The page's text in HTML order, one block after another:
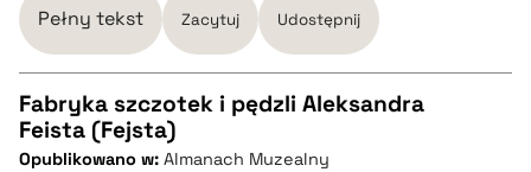
BIBTEX
pobierz cytat
Pełny tekst Zacytuj Udostępnij
CZYSTY TEKST
Fabryka szczotek i pędzli Aleksandra
Feista (Fejsta)
Opublikowano w: Almanach Muzealny